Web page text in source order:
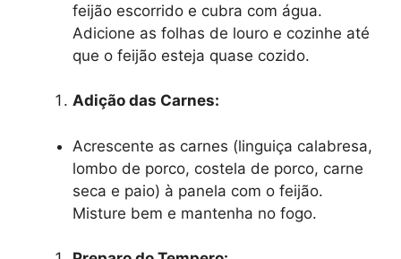
feijão escorrido e cubra com água.
Adicione as folhas de louro e cozinhe até
que o feijão esteja quase cozido.
Adição das Carnes:
Acrescente as carnes (linguiça calabresa,
lombo de porco, costela de porco, carne
seca e paio) à panela com o feijão.
Misture bem e mantenha no fogo.